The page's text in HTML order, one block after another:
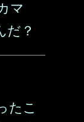
マ
だ？
たこ